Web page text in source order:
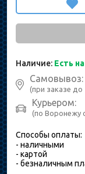
Наличие: Есть
Самовывоз:
(при заказе до
Курьером:
(по Воронежу
Способы оплаты:
- наличными
- картой
- безналичным